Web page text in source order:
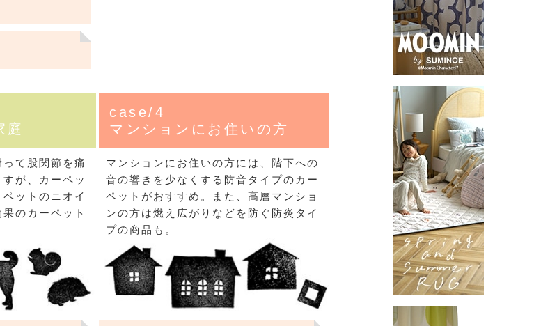
)
ン)
PRINCESS
ッリ）
庭
て股関節を痛
が、カーペッ
ットのニオイ
のカーペット
case/4
マンションにお住いの方
マンションにお住いの方には、階下への
音の響きを少なくする防音タイプのカー
ペットがおすすめ。また、高層マンショ
ンの方は燃え広がりなどを防ぐ防炎タイ
プの商品も。